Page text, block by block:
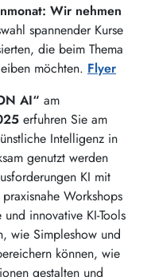
Wir nehmen
spannender Kurse
die beim Thema
möchten. Flyer
AI“ am
erfuhren Sie am
Intelligenz in
genutzt werden
KI mit
Workshops
innovative KI-Tools
wie Simpleshow und
können, wie
gestalten und